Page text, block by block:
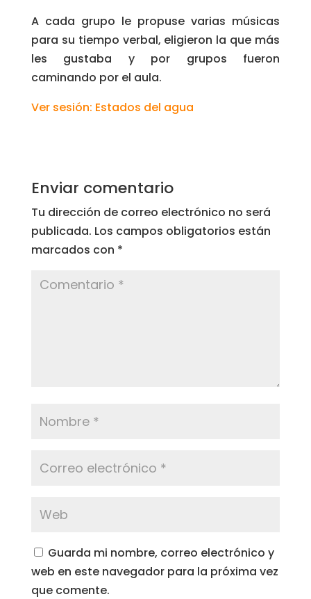
A cada grupo le propuse varias músicas
para su tiempo verbal, eligieron la que más
les gustaba y por grupos fueron
caminando por el aula.
Ver sesión: Estados del agua
Enviar comentario
Tu dirección de correo electrónico no será
publicada. Los campos obligatorios están
marcados con *
Guarda mi nombre, correo electrónico y
web en este navegador para la próxima vez
que comente.